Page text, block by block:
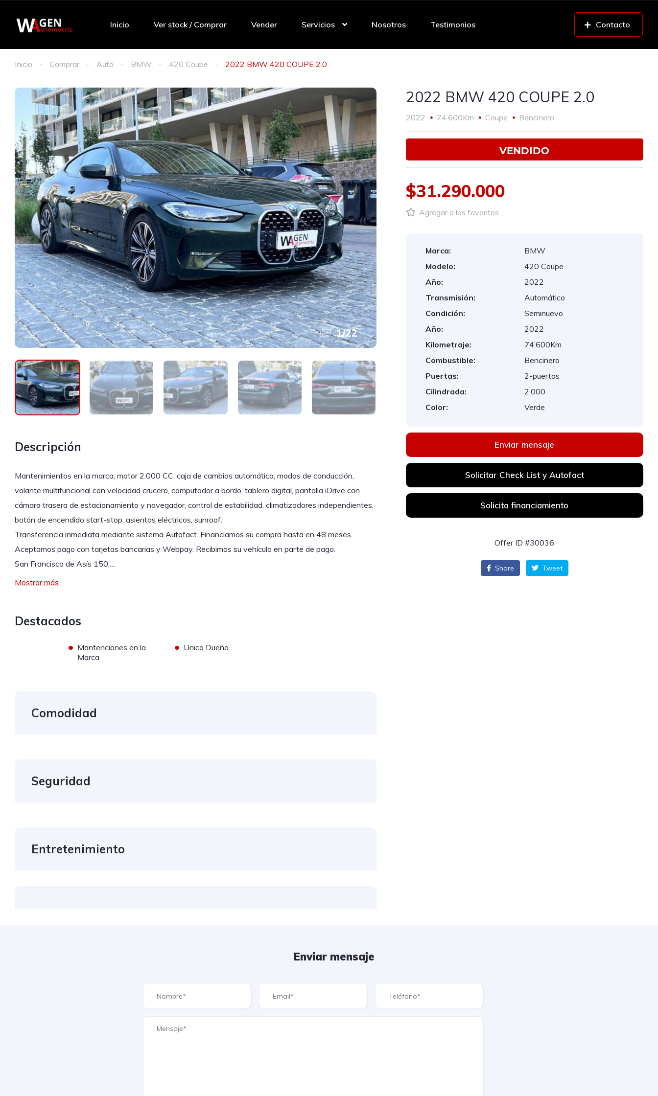
Inicio Ver stock / Comprar Vender Servicios Nosotros Testimonios Contacto
Inicio Comprar Auto BMW 420 Coupe 2022 BMW 420 COUPE 2.0
1/22
Descripción
Mantenimientos en la marca, motor 2.000 CC, caja de cambios automática, modos de conducción,
volante multifuncional con velocidad crucero, computador a bordo, tablero digital, pantalla iDrive con
cámara trasera de estacionamiento y navegador, control de estabilidad, climatizadores independientes,
botón de encendido start-stop, asientos eléctricos, sunroof.
Transferencia inmediata mediante sistema Autofact. Financiamos su compra hasta en 48 meses.
Aceptamos pago con tarjetas bancarias y Webpay. Recibimos su vehículo en parte de pago.
San Francisco de Asís 150,…
Mostrar más
Destacados
• Mantenciones en la
Marca
• Unico Dueño
Comodidad
Seguridad
Entretenimiento
2022 BMW 420 COUPE 2.0
2022 74.600Km Coupe Bencinero
VENDIDO
$31.290.000
Agregar a los favoritos
Marca:
BMW
Modelo:
420 Coupe
Año:
2022
Transmisión:
Automático
Condición:
Seminuevo
Año:
2022
Kilometraje:
74.600Km
Combustible:
Bencinero
Puertas:
2-puertas
Cilindrada:
2.000
Color:
Verde
Enviar mensaje
Solicitar Check List y Autofact
Solicita financiamiento
Offer ID #30036
Share Tweet
Enviar mensaje